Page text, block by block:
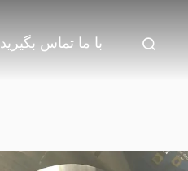
با ما تماس بگیرید